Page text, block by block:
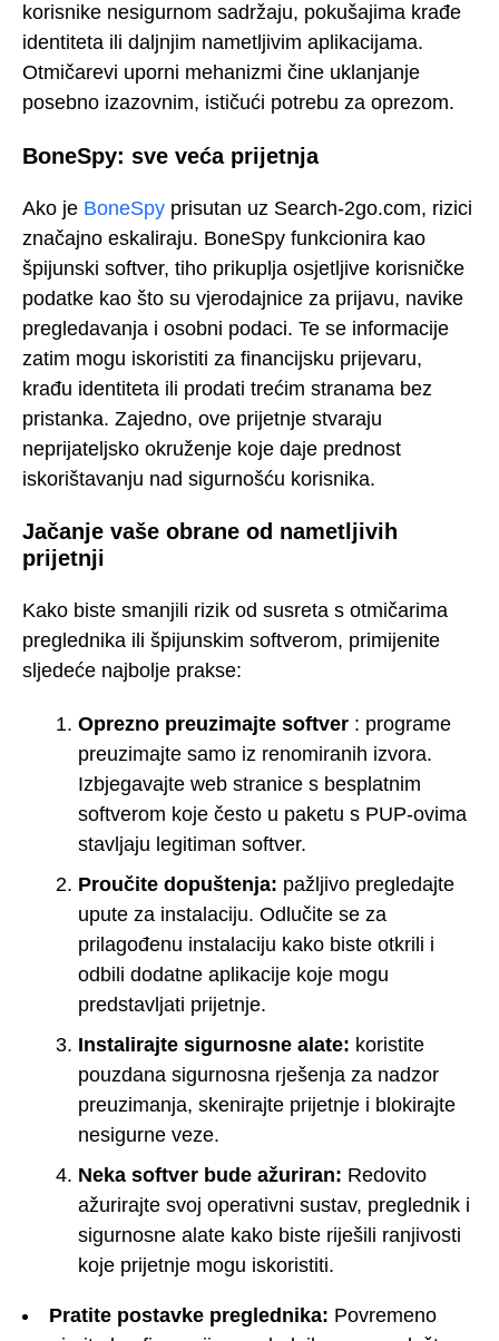
korisnike nesigurnom sadržaju, pokušajima krađe
identiteta ili daljnjim nametljivim aplikacijama.
Otmičarevi uporni mehanizmi čine uklanjanje
posebno izazovnim, ističući potrebu za oprezom.
BoneSpy: sve veća prijetnja
Ako je BoneSpy prisutan uz Search-2go.com, rizici
značajno eskaliraju. BoneSpy funkcionira kao
špijunski softver, tiho prikuplja osjetljive korisničke
podatke kao što su vjerodajnice za prijavu, navike
pregledavanja i osobni podaci. Te se informacije
zatim mogu iskoristiti za financijsku prijevaru,
krađu identiteta ili prodati trećim stranama bez
pristanka. Zajedno, ove prijetnje stvaraju
neprijateljsko okruženje koje daje prednost
iskorištavanju nad sigurnošću korisnika.
Jačanje vaše obrane od nametljivih
prijetnji
Kako biste smanjili rizik od susreta s otmičarima
preglednika ili špijunskim softverom, primijenite
sljedeće najbolje prakse:
Oprezno preuzimajte softver : programe
preuzimajte samo iz renomiranih izvora.
Izbjegavajte web stranice s besplatnim
softverom koje često u paketu s PUP-ovima
stavljaju legitiman softver.
Proučite dopuštenja: pažljivo pregledajte
upute za instalaciju. Odlučite se za
prilagođenu instalaciju kako biste otkrili i
odbili dodatne aplikacije koje mogu
predstavljati prijetnje.
Instalirajte sigurnosne alate: koristite
pouzdana sigurnosna rješenja za nadzor
preuzimanja, skenirajte prijetnje i blokirajte
nesigurne veze.
Neka softver bude ažuriran: Redovito
ažurirajte svoj operativni sustav, preglednik i
sigurnosne alate kako biste riješili ranjivosti
koje prijetnje mogu iskoristiti.
Pratite postavke preglednika: Povremeno